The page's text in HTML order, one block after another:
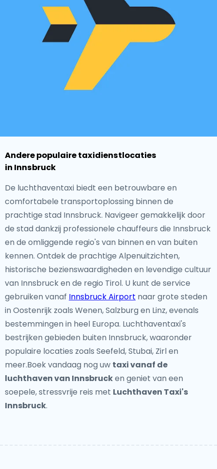
Andere populaire taxidienstlocaties
in Innsbruck
De luchthaventaxi biedt een betrouwbare en
comfortabele transportoplossing binnen de
prachtige stad Innsbruck. Navigeer gemakkelijk door
de stad dankzij professionele chauffeurs die Innsbruck
en de omliggende regio's van binnen en van buiten
kennen. Ontdek de prachtige Alpenuitzichten,
historische bezienswaardigheden en levendige cultuur
van Innsbruck en de regio Tirol. U kunt de service
gebruiken vanaf Innsbruck Airport naar grote steden
in Oostenrijk zoals Wenen, Salzburg en Linz, evenals
bestemmingen in heel Europa. Luchthaventaxi's
bestrijken gebieden buiten Innsbruck, waaronder
populaire locaties zoals Seefeld, Stubai, Zirl en
meer.Boek vandaag nog uw taxi vanaf de
luchthaven van Innsbrucken geniet van een
soepele, stressvrije reis met Luchthaven Taxi's
Innsbruck.